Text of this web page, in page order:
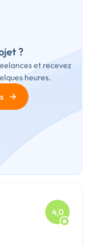
?
et recevez
heures.
→
4,0